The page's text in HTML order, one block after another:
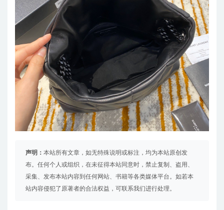
声明： 本站所有文章，如无特殊说明或标注，均为本站原创发
布。任何个人或组织，在未征得本站同意时，禁止复制、盗用、
采集、发布本站内容到任何网站、书籍等各类媒体平台。如若本
站内容侵犯了原著者的合法权益，可联系我们进行处理。